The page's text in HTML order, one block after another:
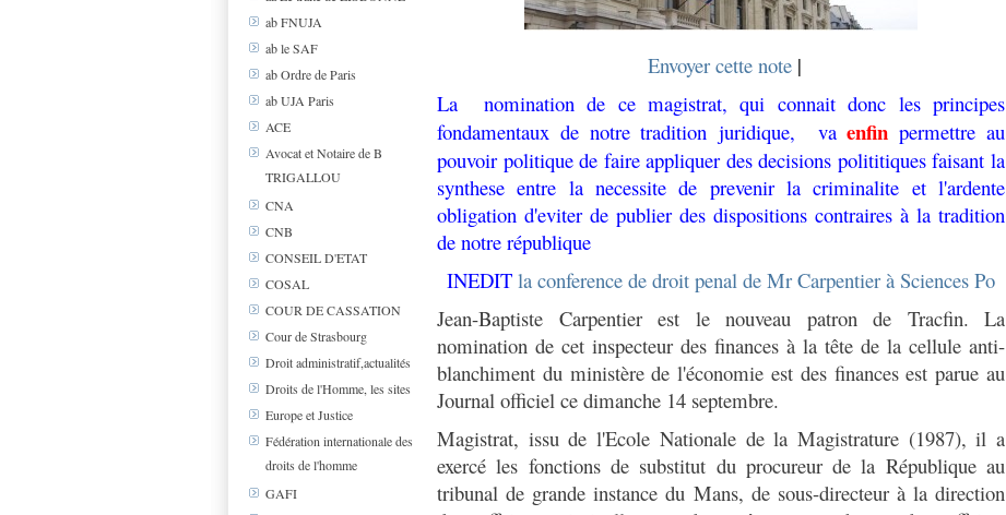
ab FNUJA
ab le SAF
ab Ordre de Paris
ab UJA Paris
ACE
Avocat et Notaire de B
TRIGALLOU
CNA
CNB
CONSEIL D'ETAT
COSAL
COUR DE CASSATION
Cour de Strasbourg
Droit administratif,actualités
Droits de l'Homme, les sites
Europe et Justice
Fédération internationale des
droits de l'homme
GAFI
Envoyer cette note |
La nomination de ce magistrat, qui connait donc les principes
fondamentaux de notre tradition juridique, vaenfin permettre au
pouvoir politique de faire appliquer des decisions polititiques faisant la
synthese entre la necessite de prevenir la criminalite et l'ardente
obligation d'eviter de publier des dispositions contraires à la tradition
de notre république
INEDIT la conference de droit penal de Mr Carpentier à Sciences Po
Jean-Baptiste Carpentier est le nouveau patron de Tracfin. La
nomination de cet inspecteur des finances à la tête de la cellule anti-
blanchiment du ministère de l'économie est des finances est parue au
Journal officiel ce dimanche 14 septembre.
Magistrat, issu de l'Ecole Nationale de la Magistrature (1987), il a
exercé les fonctions de substitut du procureur de la République au
tribunal de grande instance du Mans, de sous-directeur à la direction